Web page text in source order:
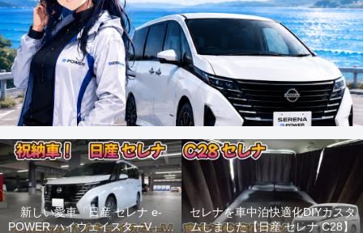
新しい愛車「日産 セレナ e-
POWER ハイウェイスターV」納
セレナを車中泊快適化DIYカスタ
ムしました【日産 セレナ C28】